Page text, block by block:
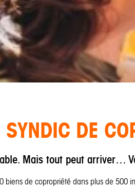
SYNDIC DE
Mais tout peut arriver…
biens de copropriété dans plus de